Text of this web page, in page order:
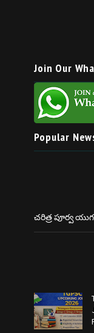
Join Our
Popular
చరిత్ర పూర్వ